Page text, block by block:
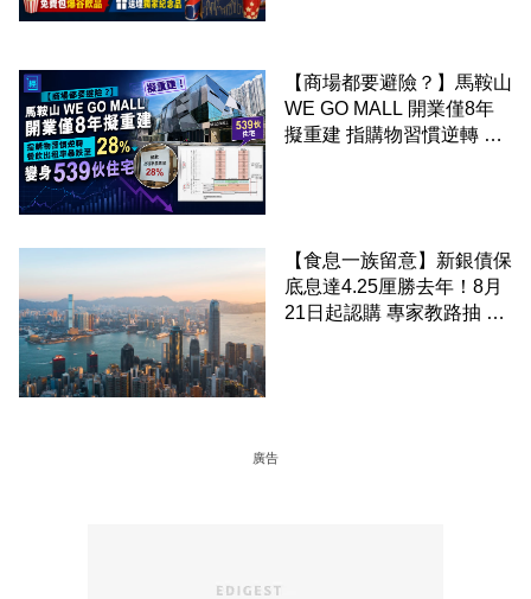
【商場都要避險？】馬鞍山
WE GO MALL 開業僅8年
擬重建 指購物習慣逆轉 餐
【食息一族留意】新銀債保
底息達4.25厘勝去年！8月
21日起認購 專家教路抽 20
廣告